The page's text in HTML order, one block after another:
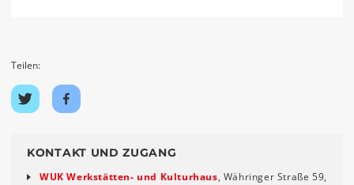
Teilen:
Auf
Twitter
Auf
Facebook
KONTAKT UND ZUGANG
WUK Werkstätten- und Kulturhaus, Währinger Straße 59,